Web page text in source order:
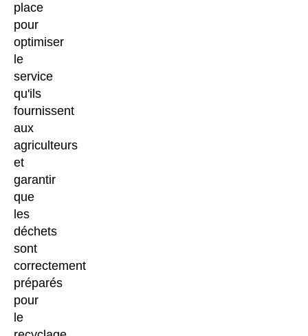
place
pour
optimiser
le
service
qu'ils
fournissent
aux
agriculteurs
et
garantir
que
les
déchets
sont
correctement
préparés
pour
le